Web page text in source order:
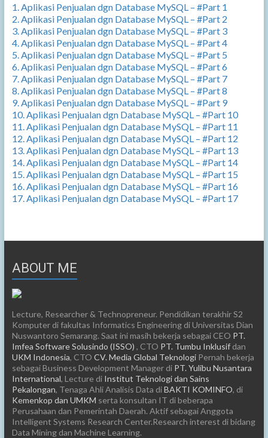
1. Aplikasi Penjualan dgn Database MySQL – #Part 1
2. Aplikasi Penjualan dgn Database MySQL – #Part 2
3. Aplikasi Penjualan dgn Database MySQL – #Part 3
4. Aplikasi Penjualan dgn Database MySQL – #Part 4
5. Aplikasi Penjualan dgn Database MySQL – #Part 5
6. Aplikasi Penjualan dgn Database MySQL – #Part 6
7. Aplikasi Penjualan dgn Database MySQL – #Part 7
8. Aplikasi Penjualan dgn Database MySQL – #Part 8
9. Aplikasi Penjualan dgn Database MySQL – #Part 9
10. Aplikasi Penjualan dgn Database MySQL – #Part 10
11. Aplikasi Penjualan dgn Database MySQL – #Part 11
12. Aplikasi Penjualan dgn Database MySQL – #Part 12
13. Aplikasi Penjualan dgn Database MySQL – #Part 13
14. Aplikasi Penjualan dgn Database MySQL – #Part 14
15. Aplikasi Penjualan dgn Database MySQL – #Part 15
16. Aplikasi Penjualan dgn Database MySQL – #Part 16
17. Aplikasi Penjualan dgn Database MySQL – #Part 17
ABOUT ME
Lecture, Researcher & Technopreneur. Pendidikan terakhir S2
Komputer di fakultas Informatics Engineering di Universitas Dian
Nuswantoro Semarang. Saat ini masih bekerja sebagai CEO PT.
Imfea Software Solusindo (ISSO) , CTO PT. Tumbu Inklusifdan
UKM Indonesia, CTO CV. Media Global TeknologiPernah bekerja
sebagai Business Development Manager di PT. Yulibu Nusantara
International, Lecture di Institut Teknologi dan Sains
Pekalongan, Tenaga Ahli Analisis Data diBAKTI KOMINFO, di
Kemenkop dan UMKM serta konsultan IT di beberapa
Perusahaan dan Pemerintah Daerah. Aktif sebagai Anggota
Intelligent Systems Research Center.Research interest di bidang
Data Mining dan Machine Learning.